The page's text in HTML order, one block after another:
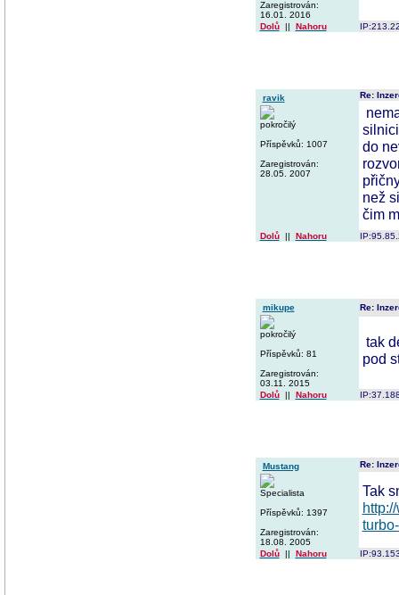
Zaregistrován:
16.01. 2016
Dolů|| Nahoru
ravik
pokročilý
Příspěvků: 1007
Zaregistrován:
28.05. 2007
Re:
do
než
čim
Dolů|| Nahoru
mikupe
pokročilý
Příspěvků: 81
Zaregistrován:
03.11. 2015
Re:
tak
pod
Dolů|| Nahoru
Mustang
Specialista
Příspěvků: 1397
Zaregistrován:
18.08. 2005
Re:
Tak
Dolů|| Nahoru